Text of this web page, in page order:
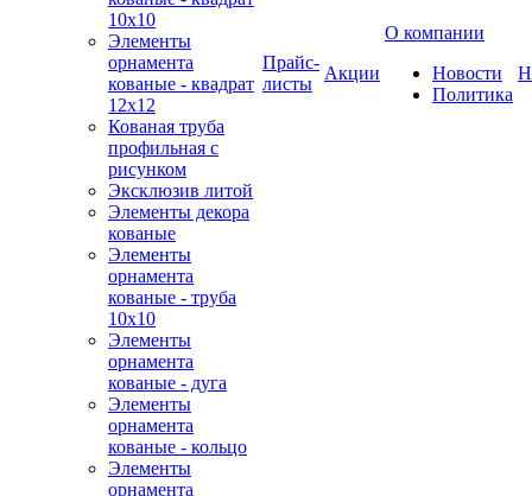
10х10
Элементы
орнамента
кованые - квадрат
12х12
Кованая труба
профильная с
рисунком
Эксклюзив литой
Элементы декора
кованые
Элементы
орнамента
кованые - труба
10х10
Элементы
орнамента
кованые - дуга
Элементы
орнамента
кованые - кольцо
Элементы
орнамента
Прайс-
листы
Акции
О компании
Новости
Политика